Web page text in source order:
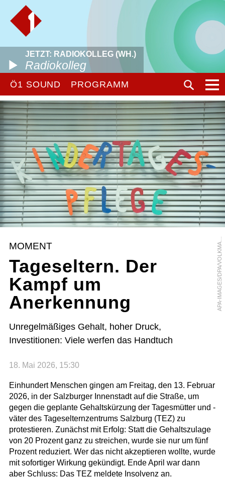
JETZT: RADIOKOLLEG (WH.)
Radiokolleg
Ö1 SOUND PROGRAMM
A
P
A
-
I
M
A
G
E
S
/
D
P
A
/
V
O
L
K
M
A
R
H
E
I
N
Z
MOMENT
Tageseltern. Der
Kampf um
Anerkennung
Unregelmäßiges Gehalt, hoher Druck,
Investitionen: Viele werfen das Handtuch
18. Mai 2026, 15:30
Einhundert Menschen gingen am Freitag, den 13. Februar
2026, in der Salzburger Innenstadt auf die Straße, um
gegen die geplante Gehaltskürzung der Tagesmütter und -
väter des Tageselternzentrums Salzburg (TEZ) zu
protestieren. Zunächst mit Erfolg: Statt die Gehaltszulage
von 20 Prozent ganz zu streichen, wurde sie nur um fünf
Prozent reduziert. Wer das nicht akzeptieren wollte, wurde
mit sofortiger Wirkung gekündigt. Ende April war dann
aber Schluss: Das TEZ meldete Insolvenz an.